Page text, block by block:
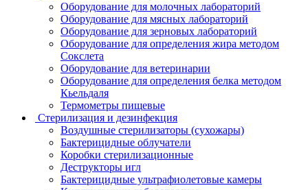
Оборудование для молочных лабораторий
Оборудование для мясных лабораторий
Оборудование для зерновых лабораторий
Оборудование для определения жира методом
Сокслета
Оборудование для ветеринарии
Оборудование для определения белка методом
Кьельдаля
Термометры пищевые
Стерилизация и дезинфекция
Воздушные стерилизаторы (сухожары)
Бактерицидные облучатели
Коробки стерилизационные
Деструкторы игл
Бактерицидные ультрафиолетовые камеры